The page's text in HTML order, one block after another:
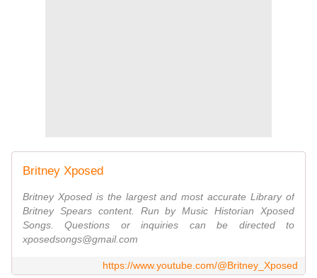
Britney Xposed
Britney Xposed is the largest and most accurate Library of
Britney Spears content. Run by Music Historian Xposed
Songs. Questions or inquiries can be directed to
xposedsongs@gmail.com
https://www.youtube.com/@Britney_Xposed